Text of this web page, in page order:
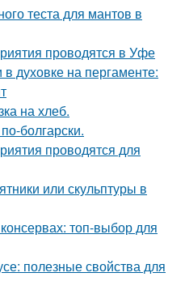
теста для мантов в
проводятся в Уфе
духовке на пергаменте:
на хлеб.
болгарски.
проводятся для
или скульптуры в
топ-выбор для
полезные свойства для